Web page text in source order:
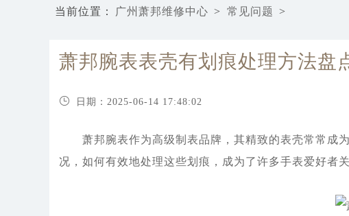
当前位置： 广州萧邦维修中心 > 常见问题 >
萧邦腕表表壳有划痕处理方法盘
日期：2025-06-14 17:48:02
萧邦腕表作为高级制表品牌，其精致的表壳常常成为
况，如何有效地处理这些划痕，成为了许多手表爱好者